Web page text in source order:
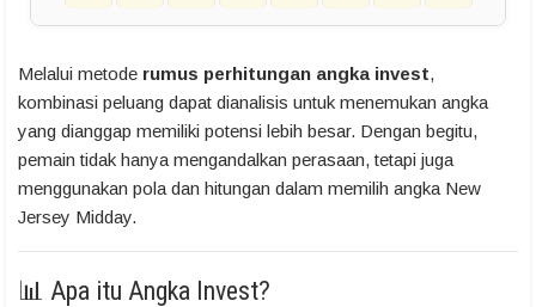
Melalui metode rumus perhitungan angka invest,
kombinasi peluang dapat dianalisis untuk menemukan angka
yang dianggap memiliki potensi lebih besar. Dengan begitu,
pemain tidak hanya mengandalkan perasaan, tetapi juga
menggunakan pola dan hitungan dalam memilih angka New
Jersey Midday.
📊 Apa itu Angka Invest?